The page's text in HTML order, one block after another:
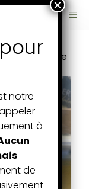
– provence
notre
à
de